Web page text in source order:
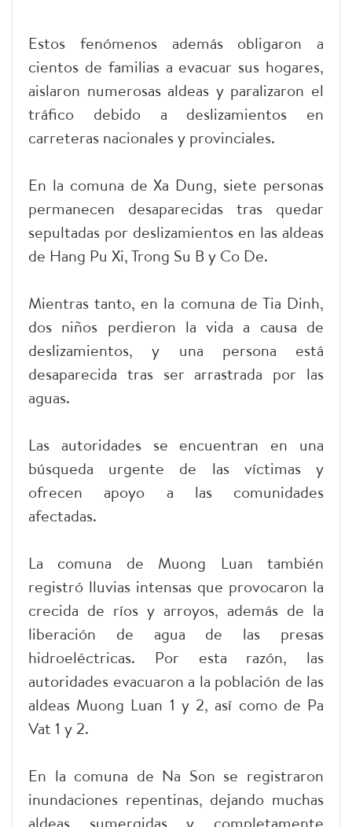
Estos fenómenos además obligaron a
cientos de familias a evacuar sus hogares,
aislaron numerosas aldeas y paralizaron el
tráfico debido a deslizamientos en
carreteras nacionales y provinciales.
En la comuna de Xa Dung, siete personas
permanecen desaparecidas tras quedar
sepultadas por deslizamientos en las aldeas
de Hang Pu Xi, Trong Su B y Co De.
Mientras tanto, en la comuna de Tia Dinh,
dos niños perdieron la vida a causa de
deslizamientos, y una persona está
desaparecida tras ser arrastrada por las
aguas.
Las autoridades se encuentran en una
búsqueda urgente de las víctimas y
ofrecen apoyo a las comunidades
afectadas.
La comuna de Muong Luan también
registró lluvias intensas que provocaron la
crecida de ríos y arroyos, además de la
liberación de agua de las presas
hidroeléctricas. Por esta razón, las
autoridades evacuaron a la población de las
aldeas Muong Luan 1 y 2, así como de Pa
Vat 1 y 2.
En la comuna de Na Son se registraron
inundaciones repentinas, dejando muchas
aldeas sumergidas y completamente